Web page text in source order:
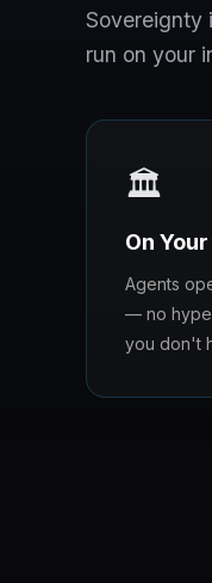
Sovereignty
run on your
🏛️
On
Agents
— no
you don't